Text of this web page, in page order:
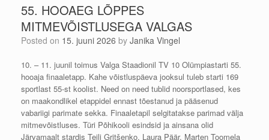
55. HOOAEG LÕPPES
MITMEVÕISTLUSEGA VALGAS
Posted on 15. juuni 2026 by Janika Vingel
10. – 11. juunil toimus Valga Staadionil TV 10 Olümpiastarti 55.
hooaja finaaletapp. Kahe võistluspäeva jooksul tuleb starti 169
sportlast 55-st koolist. Need on need tublid noorsportlased, kes
on maakondlikel etappidel ennast tõestanud ja pääsenud
vabariigi parimate sekka. Finaaletapil selgitatakse parimad välja
mitmevõistluses. Türi Põhikooli esindsid ja ainsana olid
Järvamaalt stardis Teili Gritšenko, Laura Päär, Marten Toomela